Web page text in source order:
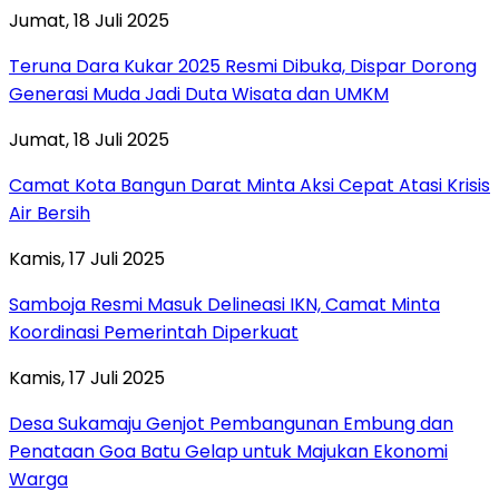
Jumat, 18 Juli 2025
Teruna Dara Kukar 2025 Resmi Dibuka, Dispar Dorong
Generasi Muda Jadi Duta Wisata dan UMKM
Jumat, 18 Juli 2025
Camat Kota Bangun Darat Minta Aksi Cepat Atasi Krisis
Air Bersih
Kamis, 17 Juli 2025
Samboja Resmi Masuk Delineasi IKN, Camat Minta
Koordinasi Pemerintah Diperkuat
Kamis, 17 Juli 2025
Desa Sukamaju Genjot Pembangunan Embung dan
Penataan Goa Batu Gelap untuk Majukan Ekonomi
Warga